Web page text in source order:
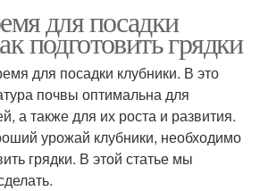
для посадки
подготовить грядки
для посадки клубники. В это
почвы оптимальна для
а также для их роста и развития.
урожай клубники, необходимо
грядки. В этой статье мы